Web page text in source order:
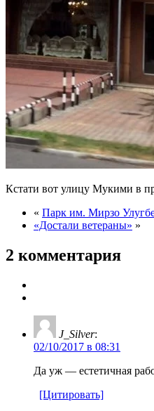
Кстати вот улицу Мукими в
« Парк им. Мирзо
«Достали ветераны» »
2 комментария
J_Silver:
02/10/2017 в 08:31
Да уж — естетичная
[Цитировать]